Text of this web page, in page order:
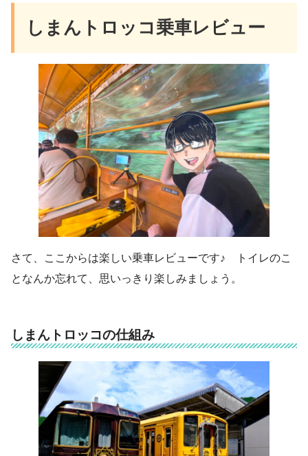
しまんトロッコ乗車レビュー
さて、ここからは楽しい乗車レビューです♪ トイレのこ
となんか忘れて、思いっきり楽しみましょう。
しまんトロッコの仕組み